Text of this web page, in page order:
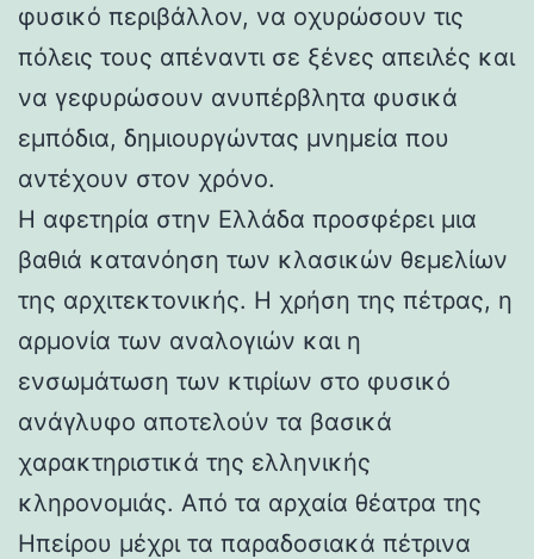
φυσικό περιβάλλον, να οχυρώσουν τις
πόλεις τους απέναντι σε ξένες απειλές και
να γεφυρώσουν ανυπέρβλητα φυσικά
εμπόδια, δημιουργώντας μνημεία που
αντέχουν στον χρόνο.
Η αφετηρία στην Ελλάδα προσφέρει μια
βαθιά κατανόηση των κλασικών θεμελίων
της αρχιτεκτονικής. Η χρήση της πέτρας, η
αρμονία των αναλογιών και η
ενσωμάτωση των κτιρίων στο φυσικό
ανάγλυφο αποτελούν τα βασικά
χαρακτηριστικά της ελληνικής
κληρονομιάς. Από τα αρχαία θέατρα της
Ηπείρου μέχρι τα παραδοσιακά πέτρινα